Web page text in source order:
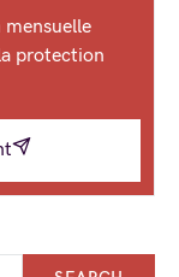
mensuelle
protection